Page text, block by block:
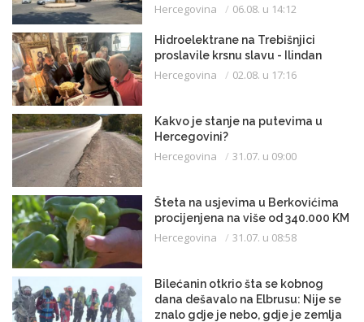
Hercegovina 06.08. u 14:12
Hidroelektrane na Trebišnjici
proslavile krsnu slavu - Ilindan
Hercegovina 02.08. u 17:16
Kakvo je stanje na putevima u
Hercegovini?
Hercegovina 31.07. u 09:00
Šteta na usjevima u Berkovićima
procijenjena na više od 340.000 KM
Hercegovina 31.07. u 08:58
Bilećanin otkrio šta se kobnog
dana dešavalo na Elbrusu: Nije se
znalo gdje je nebo, gdje je zemlja